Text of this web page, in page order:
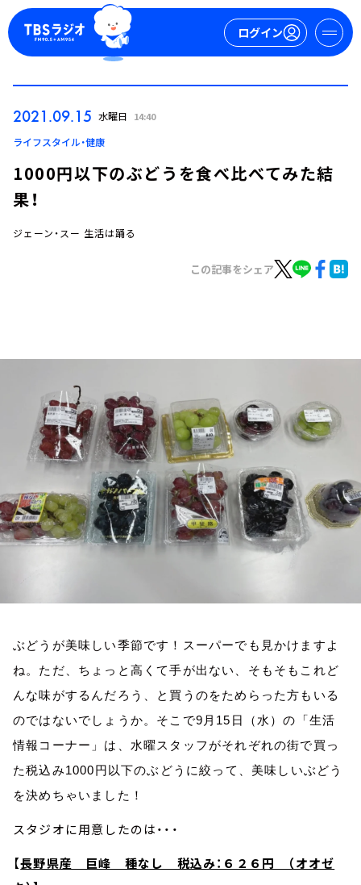
ログイン
ログイン
イベント・グッズ
YouTube
会社情報
2021.09.15 水曜日 14:40
ライフスタイル・健康
1000円以下のぶどうを食べ比べてみた結
果！
ジェーン・スー 生活は踊る
この記事をシェア
ぶどうが美味しい季節です！スーパーでも見かけますよ
ね。ただ、ちょっと高くて手が出ない、そもそもこれど
んな味がするんだろう、と買うのをためらった方もいる
のではないでしょうか。そこで9月15日（水）の「生活
情報コーナー」は、水曜スタッフがそれぞれの街で買っ
た税込み1000円以下のぶどうに絞って、美味しいぶどう
を決めちゃいました！
スタジオに用意したのは・・・
【長野県産 巨峰 種なし 税込み：６２６円 （オオゼ